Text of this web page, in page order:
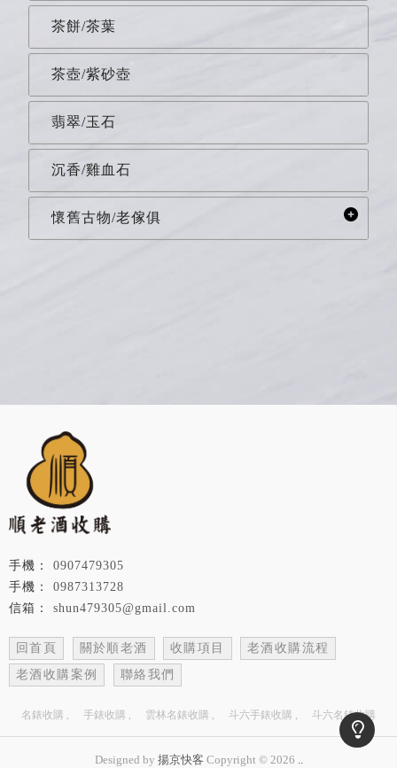
茶餅/茶葉
茶壺/紫砂壺
翡翠/玉石
沉香/雞血石
懷舊古物/老傢俱
0987313728
0907479305
shun479305@gmail.com
回首頁 關於順老酒 收購項目
老酒收購流程
老酒收購案例
聯絡我們
名錶收購 手錶收購 雲林名錶收購 斗六手錶收購 斗六名錶收購
Designed by 揚京快客 Copyright © 2026 ..